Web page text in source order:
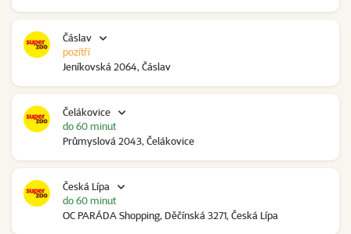
Čáslav
Jeníkovská 2064, Čáslav
pozítří
Čelákovice
Průmyslová 2043, Čelákovice
do 60 minut
Česká Lípa
OC PARÁDA Shopping, Děčínská 3271, Česká Lípa
do 60 minut